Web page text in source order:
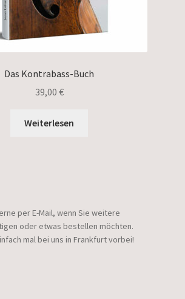
Das Kontrabass-Buch
39,00 €
Weiterlesen
per E-Mail, wenn Sie weitere
oder etwas bestellen möchten.
mal bei uns in Frankfurt vorbei!